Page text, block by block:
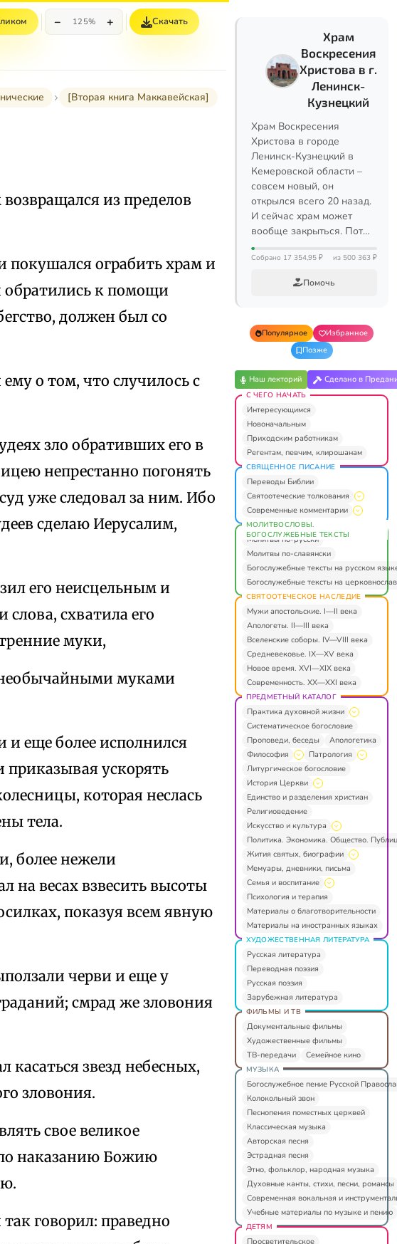
− 125% + Скачать
[Вторая книга Маккавейская]
из пределов
покушался ограбить храм и
обратились к помощи
должен был со
о том, что случилось с
зло обративших его в
непрестанно погонять
уже следовал за ним. Ибо
сделаю Иерусалим,
его неисцельным и
схватила его
муки,
муками
и еще более исполнился
ускорять
которая неслась
тела.
более нежели
на весах взвесить высоты
показуя всем явную
черви и еще у
смрад же зловония
касаться звезд небесных,
зловония.
свое великое
наказанию Божию
говорил: праведно
Храм
Воскресения
Христова в г.
Ленинск-
Кузнецкий
Храм Воскресения
Христова в городе
Ленинск-Кузнецкий в
Кемеровской области –
совсем новый, он
открылся всего 20 назад.
И сейчас храм может
вообще закрыться. Пот…
Собрано 17 354,95 ₽ из 500 363 ₽
Помочь
Популярное
Избранное
Позже
Наш лекторий Сделано в
С ЧЕГО НАЧАТЬ
Интересующимся
Новоначальным
Приходским работникам
Регентам, певчим, клирошанам
СВЯЩЕННОЕ ПИСАНИЕ
Переводы Библии
Святоотеческие толкования
Современные комментарии
МОЛИТВОСЛОВЫ.
БОГОСЛУЖЕБНЫЕ ТЕКСТЫ
Молитвы по-русски
Молитвы по-славянски
Богослужебные тексты на русском
Богослужебные тексты на
СВЯТООТЕЧЕСКОЕ НАСЛЕДИЕ
Мужи апостольские. I—II века
Апологеты. II—III века
Вселенские соборы. IV—VIII века
Средневековье. IX—XV века
Новое время. XVI—XIX века
Современность. XX—XXI века
ПРЕДМЕТНЫЙ КАТАЛОГ
Практика духовной жизни
Систематическое богословие
Проповеди, беседы
Апологетика
Философия
Патрология
Литургическое богословие
История Церкви
Единство и разделения христиан
Религиоведение
Искусство и культура
Политика. Экономика. Общество.
Жития святых, биографии
Мемуары, дневники, письма
Семья и воспитание
Психология и терапия
Материалы о благотворительности
Материалы на иностранных языках
ХУДОЖЕСТВЕННАЯ ЛИТЕРАТУРА
Русская литература
Переводная поэзия
Русская поэзия
Зарубежная литература
ФИЛЬМЫ И ТВ
Документальные фильмы
Художественные фильмы
ТВ-передачи
Семейное кино
МУЗЫКА
Богослужебное пение Русской
Колокольный звон
Песнопения поместных церквей
Классическая музыка
Авторская песня
Эстрадная песня
Этно, фольклор, народная музыка
Духовные канты, стихи, песни, романсы
Современная вокальная и
Учебные материалы по музыке и пению
ДЕТЯМ
Просветительское